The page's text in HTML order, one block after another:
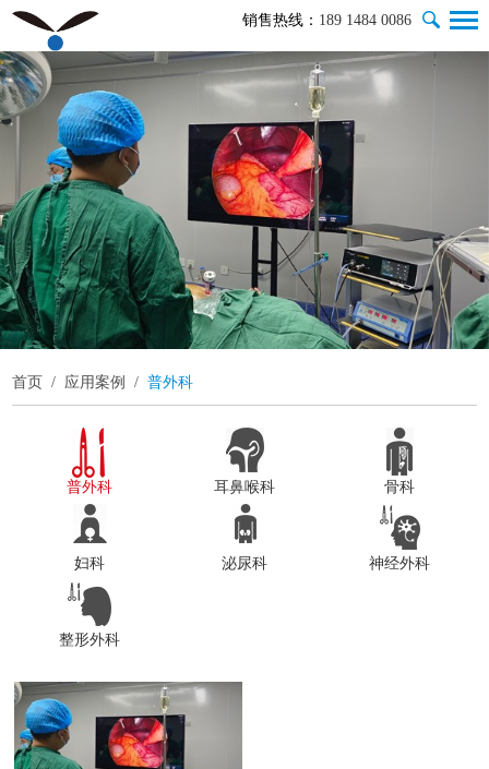
销售热线： 189 1484 0086
首页 / 应用案例 /普外科
普外科 耳鼻喉科 骨科
妇科 泌尿科 神经外科
整形外科